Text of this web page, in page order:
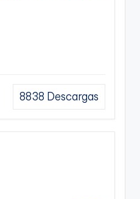
8838 Descargas